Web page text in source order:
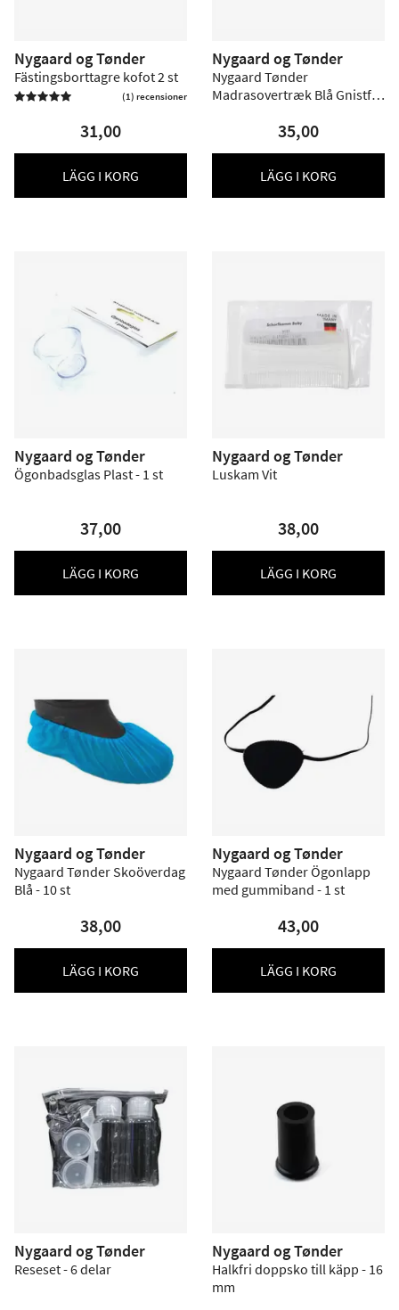
Nygaard og Tønder
Fästingsborttagre kofot 2 st
 (1) recensioner
31,00
LÄGG I KORG
Nygaard og Tønder
Nygaard Tønder
Madrasovertræk Blå Gnistfri
35,00
LÄGG I KORG
Nygaard og Tønder
Ögonbadsglas Plast - 1 st
37,00
LÄGG I KORG
Nygaard og Tønder
Luskam Vit
38,00
LÄGG I KORG
Nygaard og Tønder
Nygaard Tønder Skoöverdag
Blå - 10 st
38,00
LÄGG I KORG
Nygaard og Tønder
Nygaard Tønder Ögonlapp
med gummiband - 1 st
43,00
LÄGG I KORG
Nygaard og Tønder
Reseset - 6 delar
Nygaard og Tønder
Halkfri doppsko till käpp - 16
mm